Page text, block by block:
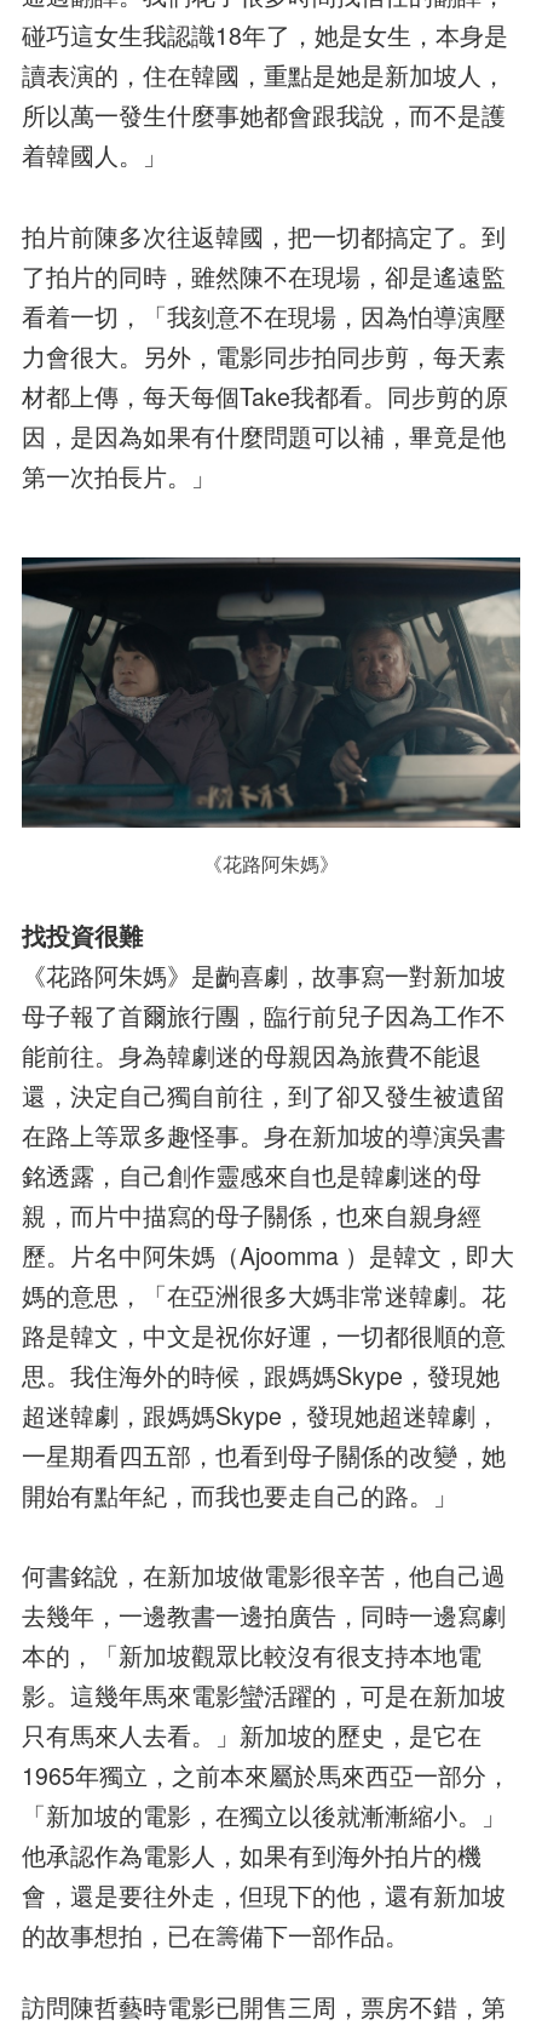
碰巧這女生我認識18年了，她是女生，本身是
讀表演的，住在韓國，重點是她是新加坡人，
所以萬一發生什麼事她都會跟我說，而不是護
着韓國人。」
拍片前陳多次往返韓國，把一切都搞定了。到
了拍片的同時，雖然陳不在現場，卻是遙遠監
看着一切，「我刻意不在現場，因為怕導演壓
力會很大。另外，電影同步拍同步剪，每天素
材都上傳，每天每個Take我都看。同步剪的原
因，是因為如果有什麼問題可以補，畢竟是他
第一次拍長片。」
《花路阿朱媽》
找投資很難
《花路阿朱媽》是齣喜劇，故事寫一對新加坡
母子報了首爾旅行團，臨行前兒子因為工作不
能前往。身為韓劇迷的母親因為旅費不能退
還，決定自己獨自前往，到了卻又發生被遺留
在路上等眾多趣怪事。身在新加坡的導演吳書
銘透露，自己創作靈感來自也是韓劇迷的母
親，而片中描寫的母子關係，也來自親身經
歷。片名中阿朱媽（Ajoomma ）是韓文，即大
媽的意思，「在亞洲很多大媽非常迷韓劇。花
路是韓文，中文是祝你好運，一切都很順的意
思。我住海外的時候，跟媽媽Skype，發現她
超迷韓劇，跟媽媽Skype，發現她超迷韓劇，
一星期看四五部，也看到母子關係的改變，她
開始有點年紀，而我也要走自己的路。」
何書銘說，在新加坡做電影很辛苦，他自己過
去幾年，一邊教書一邊拍廣告，同時一邊寫劇
本的，「新加坡觀眾比較沒有很支持本地電
影。這幾年馬來電影蠻活躍的，可是在新加坡
只有馬來人去看。」新加坡的歷史，是它在
1965年獨立，之前本來屬於馬來西亞一部分，
「新加坡的電影，在獨立以後就漸漸縮小。」
他承認作為電影人，如果有到海外拍片的機
會，還是要往外走，但現下的他，還有新加坡
的故事想拍，已在籌備下一部作品。
訪問陳哲藝時電影已開售三周，票房不錯，第